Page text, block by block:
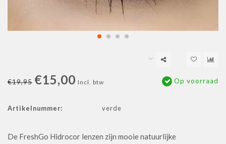
€19,95 €15,00 Incl. btw Op voorraad
Artikelnummer: verde
De FreshGo Hidrocor lenzen zijn mooie natuurlijke